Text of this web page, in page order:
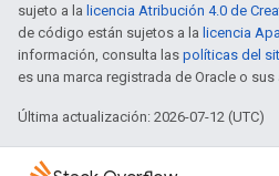
sujeto a la licencia Atribución 4.0 de
de código están sujetos a la licencia
información, consulta las políticas del
es una marca registrada de Oracle o sus
Última actualización: 2026-07-12 (UTC)